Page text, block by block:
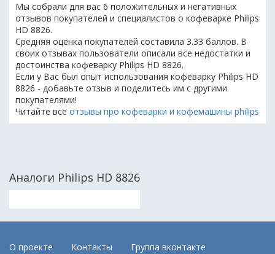
Мы собрали для вас 6 положительных и негативных
отзывов покупателей и специалистов о кофеварке Philips
HD 8826.
Средняя оценка покупателей составила 3.33 баллов. В
своих отзывах пользователи описали все недостатки и
достоинства кофеварку Philips HD 8826.
Если у Вас был опыт использования кофеварку Philips HD
8826 - добавьте отзыв и поделитесь им с другими
покупателями!
Читайте все отзывы про кофеварки и кофемашины philips
Аналоги Philips HD 8826
О проекте Контакты Группа вконтакте